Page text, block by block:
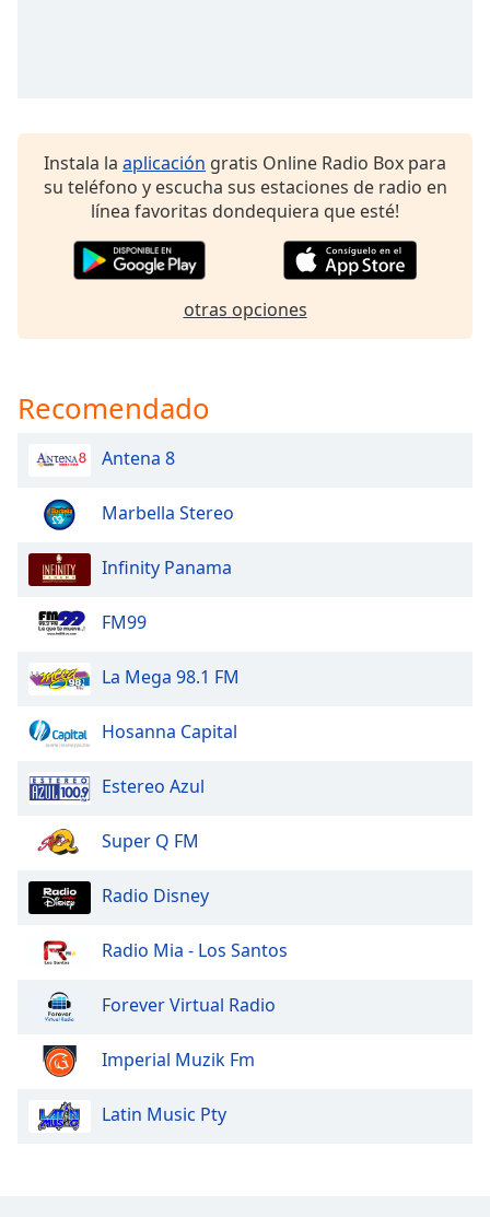
Area
Background
Color
Size
Text
Edge
Family
Done
Dialog
dialog
window.
Instala la aplicación gratis Online Radio Box para
su teléfono y escucha sus estaciones de radio en
línea favoritas dondequiera que esté!
otras opciones
Recomendado
Antena 8
Marbella Stereo
Infinity Panama
FM99
La Mega 98.1 FM
Hosanna Capital
Estereo Azul
Super Q FM
Radio Disney
Radio Mia - Los Santos
Forever Virtual Radio
Imperial Muzik Fm
Latin Music Pty